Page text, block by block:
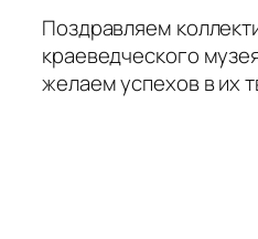
Поздравляем
краеведческого
желаем успехов в их